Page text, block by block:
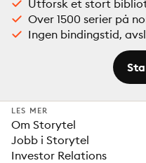
Utforsk et stort
Over 1500 serier på
Ingen bindingstid,
LES MER
Om Storytel
Jobb i Storytel
Investor Relations